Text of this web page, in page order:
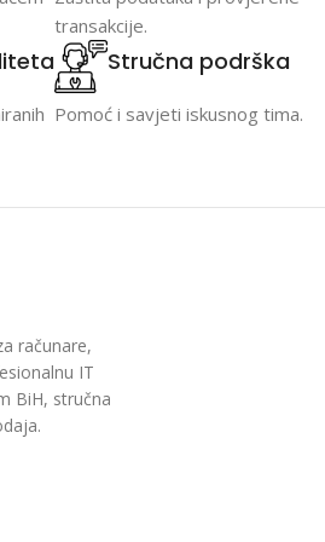
transakcije.
Stručna podrška
Pomoć i savjeti iskusnog tima.
računare,
IT
BiH, stručna